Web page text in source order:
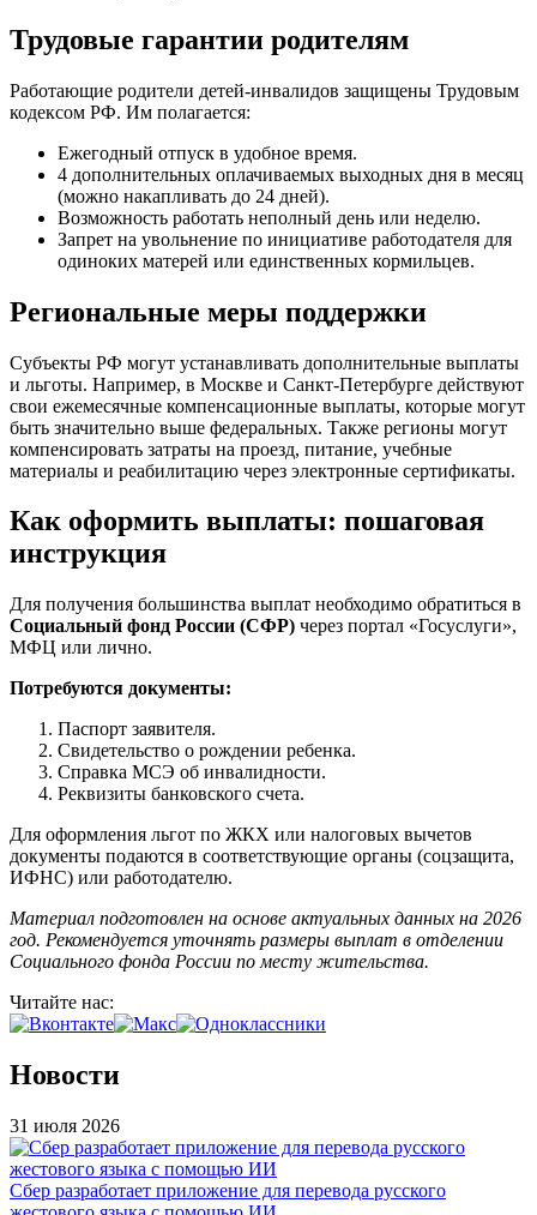
Трудовые гарантии родителям
Работающие родители детей-инвалидов защищены Трудовым
кодексом РФ. Им полагается:
Ежегодный отпуск в удобное время.
4 дополнительных оплачиваемых выходных дня в месяц
(можно накапливать до 24 дней).
Возможность работать неполный день или неделю.
Запрет на увольнение по инициативе работодателя для
одиноких матерей или единственных кормильцев.
Региональные меры поддержки
Субъекты РФ могут устанавливать дополнительные выплаты
и льготы. Например, в Москве и Санкт-Петербурге действуют
свои ежемесячные компенсационные выплаты, которые могут
быть значительно выше федеральных. Также регионы могут
компенсировать затраты на проезд, питание, учебные
материалы и реабилитацию через электронные сертификаты.
Как оформить выплаты: пошаговая
инструкция
Для получения большинства выплат необходимо обратиться в
Социальный фонд России (СФР) через портал «Госуслуги»,
МФЦ или лично.
Потребуются документы:
Паспорт заявителя.
Свидетельство о рождении ребенка.
Справка МСЭ об инвалидности.
Реквизиты банковского счета.
Для оформления льгот по ЖКХ или налоговых вычетов
документы подаются в соответствующие органы (соцзащита,
ИФНС) или работодателю.
Материал подготовлен на основе актуальных данных на 2026
год. Рекомендуется уточнять размеры выплат в отделении
Социального фонда России по месту жительства.
Читайте нас:
Новости
31 июля 2026
Сбер разработает приложение для перевода русского